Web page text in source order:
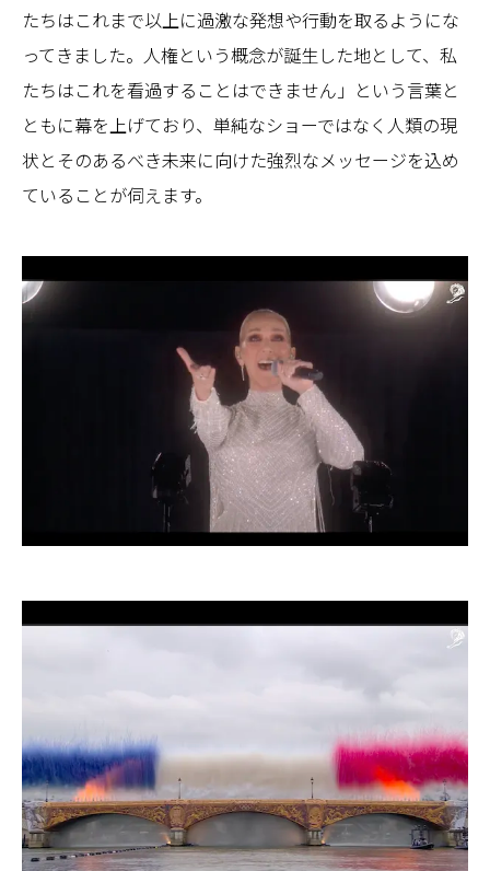
たちはこれまで以上に過激な発想や行動を取るようにな
ってきました。人権という概念が誕生した地として、私
たちはこれを看過することはできません」という言葉と
ともに幕を上げており、単純なショーではなく人類の現
状とそのあるべき未来に向けた強烈なメッセージを込め
ていることが伺えます。